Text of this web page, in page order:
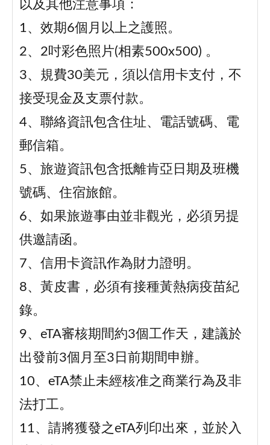
以及其他注意事項：
1、效期6個月以上之護照。
2、2吋彩色照片(相素500x500) 。
3、規費30美元，須以信用卡支付，不
接受現金及支票付款。
4、聯絡資訊包含住址、電話號碼、電
郵信箱。
5、旅遊資訊包含抵離肯亞日期及班機
號碼、住宿旅館。
6、如果旅遊事由並非觀光，必須另提
供邀請函。
7、信用卡資訊作為財力證明。
8、黃皮書，必須有接種黃熱病疫苗紀
錄。
9、eTA審核期間約3個工作天，建議於
出發前3個月至3日前期間申辦。
10、eTA禁止未經核准之商業行為及非
法打工。
11、請將獲發之eTA列印出來，並於入